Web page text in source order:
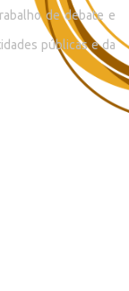
de debate e
públicas e da